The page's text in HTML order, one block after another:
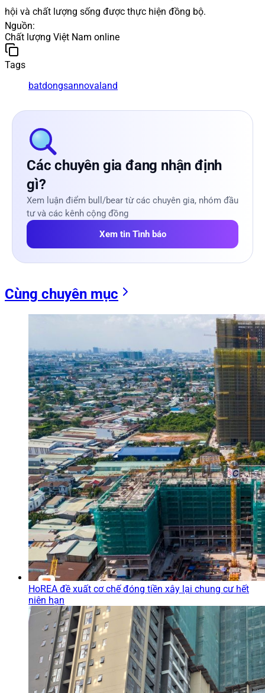
hội và chất lượng sống được thực hiện đồng bộ.
Nguồn:
Chất lượng Việt Nam online
Tags
batdongsannovaland
Các chuyên gia đang nhận định
gì?
Xem luận điểm bull/bear từ các chuyên gia, nhóm đầu
tư và các kênh cộng đồng
Xem tin Tình báo
Cùng chuyên mục
HoREA đề xuất cơ chế đóng tiền xây lại chung cư hết
niên hạn